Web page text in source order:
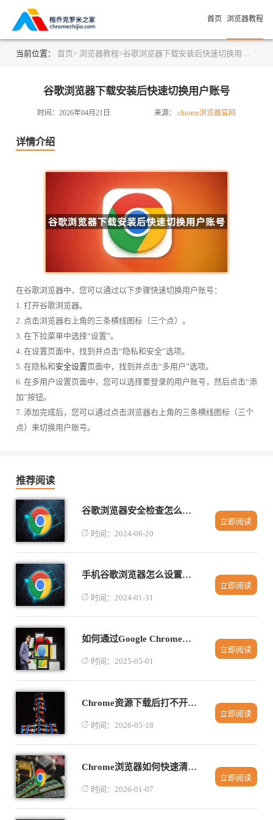
首页 浏览器教程
当前位置： 首页> 浏览器教程>谷歌浏览器下载安装后快速切换用户账号
谷歌浏览器下载安装后快速切换用户账号
时间：2026年04月21日 来源： chrome浏览器官网
详情介绍
在谷歌浏览器中，您可以通过以下步骤快速切换用户账号：
1. 打开谷歌浏览器。
2. 点击浏览器右上角的三条横线图标（三个点）。
3. 在下拉菜单中选择“设置”。
4. 在设置页面中，找到并点击“隐私和安全”选项。
5. 在隐私和 安全设置页面中，找到并点击“多用户”选项。
6. 在多用户设置页面中，您可以选择要登录的用户账号，然后点击“添
加”按钮。
7. 添加完成后，您可以通过点击浏览器右上角的三条横线图标（三个
点）来切换用户账号。
推荐阅读
谷歌浏览器安全检查怎么开启
时间：2024-06-20
立即阅读
手机谷歌浏览器怎么设置中文
时间：2024-01-31
立即阅读
如何通过Google Chrome优化网页的请求与响应时间
时间：2025-05-01
立即阅读
Chrome资源下载后打不开文件的排查建议
时间：2026-05-18
立即阅读
Chrome浏览器如何快速清理浏览痕迹
时间：2026-01-07
立即阅读